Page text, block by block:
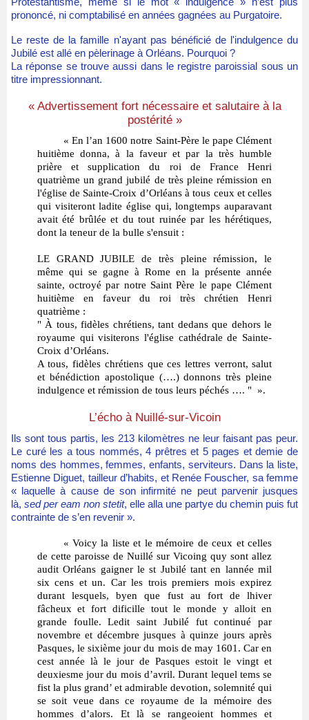
prononcé, ni comptabilisé en années gagnées au Purgatoire.
Le reste de la famille n'ayant pas bénéficié de l'indulgence du
Jubilé est allé en pèlerinage à Orléans. Pourquoi ?
La réponse se trouve aussi dans le registre paroissial sous un
titre impressionnant.
« Advertissement fort nécessaire et salutaire à la
postérité »
« En l’an 1600 notre Saint-Père le pape Clément
huitième donna, à la faveur et par la très humble
prière et supplication du roi de France Henri
quatrième un grand jubilé de très pleine rémission en
l'église de Sainte-Croix d’Orléans à tous ceux et celles
qui visiteront ladite église qui, longtemps auparavant
avait été brûlée et du tout ruinée par les hérétiques,
dont la teneur de la bulle s'ensuit :
LE GRAND JUBILE de très pleine rémission, le
même qui se gagne à Rome en la présente année
sainte, octroyé par notre Saint Père le pape Clément
huitième en faveur du roi très chrétien Henri
quatrième :
" À tous, fidèles chrétiens, tant dedans que dehors le
royaume qui visiterons l'église cathédrale de Sainte-
Croix d’Orléans.
A tous, fidèles chrétiens que ces lettres verront, salut
et bénédiction apostolique (….) donnons très pleine
indulgence et rémission de tous leurs péchés …. " ».
L’écho à Nuillé-sur-Vicoin
Ils sont tous partis, les 213 kilomètres ne leur faisant pas peur.
Le curé les a tous nommés, 4 prêtres et 5 pages et demie de
noms des hommes, femmes, enfants, serviteurs. Dans la liste,
Estienne Diguet, tailleur d’habits, et Renée Fouscher, sa femme
« laquelle à cause de son infirmité ne peut parvenir jusques
là, sed per eam non stetit, elle alla une partye du chemin puis fut
contrainte de s’en revenir ».
« Voicy la liste et le mémoire de ceux et celles
de cette paroisse de Nuillé sur Vicoing quy sont allez
audit Orléans gaigner le st Jubilé tant en lannée mil
six cens et un. Car les trois premiers mois expirez
durant lesquels, byen que fust au fort de lhiver
fâcheux et fort dificille tout le monde y alloit en
grande foulle. Ledit saint Jubilé fut continué par
novembre et décembre jusques à quinze jours après
Pasques, le sixième jour du mois de may 1601. Car en
cest année là le jour de Pasques estoit le vingt et
deuxiesme jour du mois d’avril. Durant lequel tems se
fist la plus grand’ et admirable devotion, solemnité qui
se soit veue dans ce royaume de la mémoire des
hommes d’alors. Et là se rangeoient hommes et